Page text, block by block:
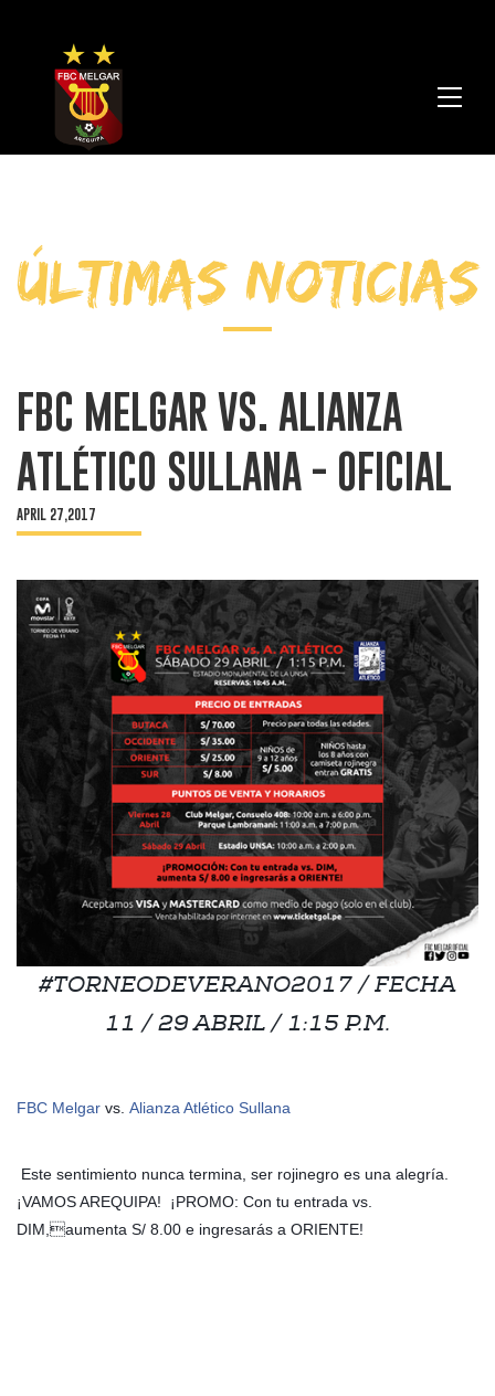
FBC
ÚLTIMAS NOTICIAS
FBC MELGAR VS. ALIANZA
ATLÉTICO SULLANA - OFICIAL
APRIL 27,2017
#TORNEODEVERANO2017 / FECHA
11 / 29 ABRIL / 1:15 P.M.
FBC Melgar vs. Alianza Atlético Sullana
Este sentimiento nunca termina, ser rojinegro es una alegría.
¡VAMOS AREQUIPA!
¡PROMO: Con tu entrada vs.
DIM,aumenta S/ 8.00 e ingresarás a ORIENTE!